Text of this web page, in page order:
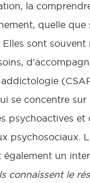
la
quelle que
Elles sont souvent
se concentre sur
psychoactives et
psychosociaux.
également un
connaissent le